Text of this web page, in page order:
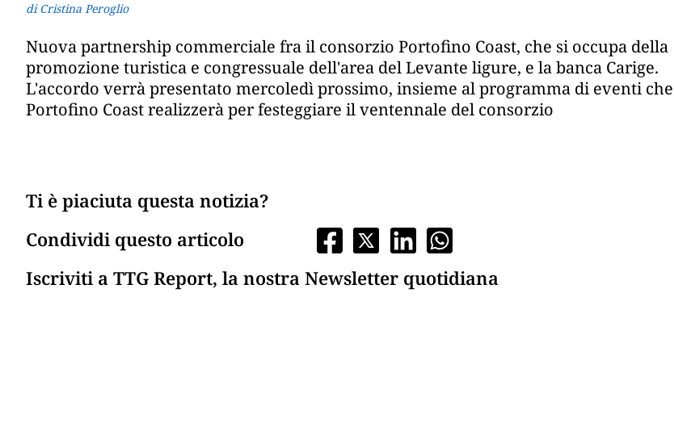
di Cristina Peroglio
Nuova partnership commerciale fra il consorzio Portofino Coast, che si occupa della
promozione turistica e congressuale dell'area del Levante ligure, e la banca Carige.
L'accordo verrà presentato mercoledì prossimo, insieme al programma di eventi che
Portofino Coast realizzerà per festeggiare il ventennale del consorzio
Ti è piaciuta questa notizia?
Condividi questo articolo
Iscriviti a TTG Report, la nostra Newsletter quotidiana